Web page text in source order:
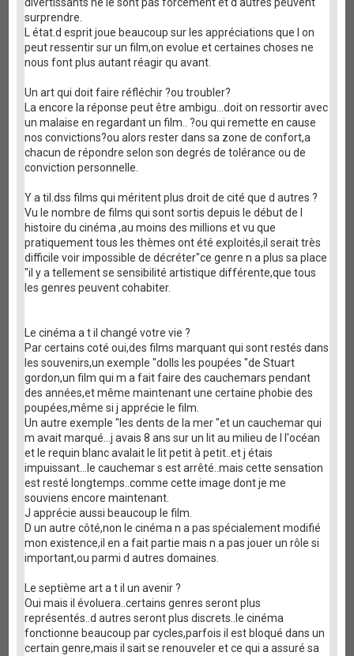
divertissants ne le sont pas forcément et d autres peuvent
surprendre.
L état.d esprit joue beaucoup sur les appréciations que l on
peut ressentir sur un film,on evolue et certaines choses ne
nous font plus autant réagir qu avant.
Un art qui doit faire réfléchir ?ou troubler?
La encore la réponse peut être ambigu...doit on ressortir avec
un malaise en regardant un film.. ?ou qui remette en cause
nos convictions?ou alors rester dans sa zone de confort,a
chacun de répondre selon son degrés de tolérance ou de
conviction personnelle.
Y a til.dss films qui méritent plus droit de cité que d autres ?
Vu le nombre de films qui sont sortis depuis le début de l
histoire du cinéma ,au moins des millions et vu que
pratiquement tous les thèmes ont été exploités,il serait très
difficile voir impossible de décréter"ce genre n a plus sa place
"il y a tellement se sensibilité artistique différente,que tous
les genres peuvent cohabiter.
Le cinéma a t il changé votre vie ?
Par certains coté oui,des films marquant qui sont restés dans
les souvenirs,un exemple "dolls les poupées "de Stuart
gordon,un film qui m a fait faire des cauchemars pendant
des années,et même maintenant une certaine phobie des
poupées,même si j apprécie le film.
Un autre exemple "les dents de la mer "et un cauchemar qui
m avait marqué...j avais 8 ans sur un lit au milieu de l l'océan
et le requin blanc avalait le lit petit à petit..et j étais
impuissant...le cauchemar s est arrêté..mais cette sensation
est resté longtemps..comme cette image dont je me
souviens encore maintenant.
J apprécie aussi beaucoup le film.
D un autre côté,non le cinéma n a pas spécialement modifié
mon existence,il en a fait partie mais n a pas jouer un rôle si
important,ou parmi d autres domaines.
Le septième art a t il un avenir ?
Oui mais il évoluera..certains genres seront plus
représentés..d autres seront plus discrets..le cinéma
fonctionne beaucoup par cycles,parfois il est bloqué dans un
certain genre,mais il sait se renouveler et ce qui a assuré sa